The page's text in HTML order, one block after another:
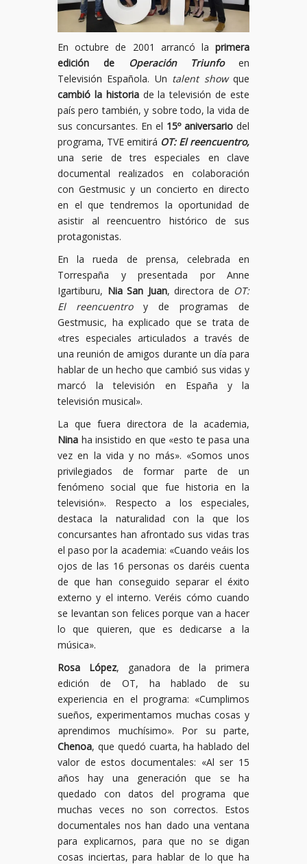
En octubre de 2001 arrancó la primera
edición de Operación Triunfoen
Televisión Española. Un talent showque
cambió la historiade la televisión de este
país pero también, y sobre todo, la vida de
sus concursantes. En el 15º aniversario del
programa, TVE emitirá OT: El reencuentro,
una serie de tres especiales en clave
documental realizados en colaboración
con Gestmusic y un concierto en directo
en el que tendremos la oportunidad de
asistir al reencuentro histórico de sus
protagonistas.
En la rueda de prensa, celebrada en
Torrespaña y presentada por Anne
Igartiburu, Nia San Juan, directora de OT:
El reencuentroy de programas de
Gestmusic, ha explicado que se trata de
«tres especiales articulados a través de
una reunión de amigos durante un día para
hablar de un hecho que cambió sus vidas y
marcó la televisión en España y la
televisión musical».
La que fuera directora de la academia,
Nina ha insistido en que «esto te pasa una
vez en la vida y no más». «Somos unos
privilegiados de formar parte de un
fenómeno social que fue historia en la
televisión». Respecto a los especiales,
destaca la naturalidad con la que los
concursantes han afrontado sus vidas tras
el paso por la academia: «Cuando veáis los
ojos de las 16 personas os daréis cuenta
de que han conseguido separar el éxito
externo y el interno. Veréis cómo cuando
se levantan son felices porque van a hacer
lo que quieren, que es dedicarse a la
música».
Rosa López, ganadora de la primera
edición de OT, ha hablado de su
experiencia en el programa: «Cumplimos
sueños, experimentamos muchas cosas y
aprendimos muchísimo». Por su parte,
Chenoa, que quedó cuarta, ha hablado del
valor de estos documentales: «Al ser 15
años hay una generación que se ha
quedado con datos del programa que
muchas veces no son correctos. Estos
documentales nos han dado una ventana
para explicarnos, para que no se digan
cosas inciertas, para hablar de lo que ha